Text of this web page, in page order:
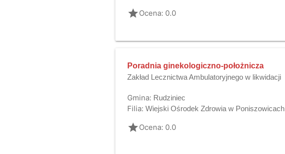
gradeOcena: 0.0
Poradnia ginekologiczno-położnicza
Zakład Lecznictwa Ambulatoryjnego w likwidacji
Gmina: Rudziniec
Filia: Wiejski Ośrodek Zdrowia w Poniszowicach
gradeOcena: 0.0